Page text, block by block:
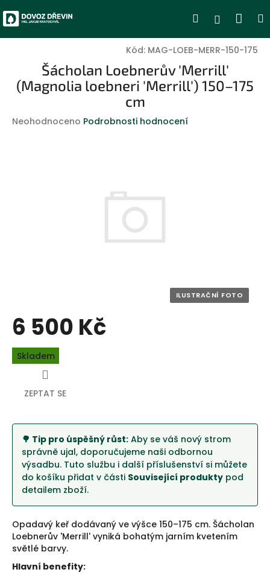
na
obsah
Hledat
Kód: MAG-LOEB-MERR-150-175
Šácholan Loebnerův 'Merrill'
(Magnolia loebneri 'Merrill') 150–175
cm
Průměrné
Neohodnoceno Podrobnosti hodnocení
6 500 Kč
Měrná
cena:
Skladem
🌳 Tip pro úspěšný růst: Aby se váš nový strom
správně ujal, doporučujeme naši odbornou
výsadbu. Tuto službu i další příslušenství si můžete
do košíku přidat v části Související produkty pod
detailem zboží.
Opadavý keř dodávaný ve výšce 150–175 cm. Šácholan
Loebnerův 'Merrill' vyniká bohatým jarním kvetením
světlé barvy.
Hlavní benefity:
ZEPTAT SE